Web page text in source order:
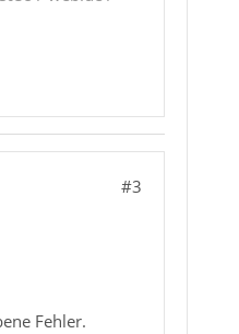
#3
Fehler.